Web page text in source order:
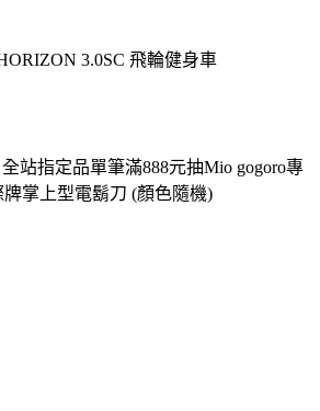
3.0SC 飛輪健身車
全站指定品單筆滿888元抽Mio gogoro專
掌上型電鬍刀 (顏色隨機)